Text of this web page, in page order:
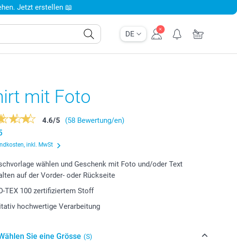
DE
Jetzt erstellen 📖
mit Foto
4.6/5
(58 Bewertung/en)
inkl. MwSt
wählen und Geschenk mit Foto und/oder Text
auf der Vorder- oder Rückseite
TEX 100 zertifiziertem Stoff
hochwertige Verarbeitung
Sie eine Grösse (S)